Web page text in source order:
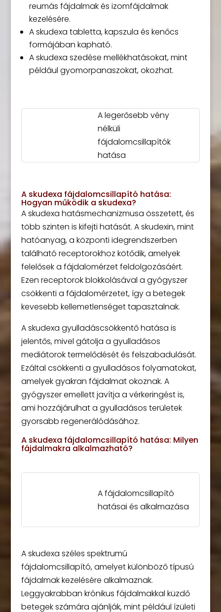
reumás fájdalmak és izomfájdalmak
kezelésére.
A skudexa tabletta, kapszula és kenőcs
formájában kapható.
A skudexa szedése mellékhatásokat, mint
például gyomorpanaszokat, okozhat.
A legerősebb vény
nélküli
fájdalomcsillapítók
hatása
A skudexa fájdalomcsillapító hatása:
Hogyan működik a skudexa?
A skudexa hatásmechanizmusa összetett, és
több szinten is kifejti hatását. A skudexin, mint
hatóanyag, a központi idegrendszerben
található receptorokhoz kötődik, amelyek
felelősek a fájdalomérzet feldolgozásáért.
Ezen receptorok blokkolásával a gyógyszer
csökkenti a fájdalomérzetet, így a betegek
kevesebb kellemetlenséget tapasztalnak.
A skudexa gyulladáscsökkentő hatása is
jelentős, mivel gátolja a gyulladásos
mediátorok termelődését és felszabadulását.
Ezáltal csökkenti a gyulladásos folyamatokat,
amelyek gyakran fájdalmat okoznak. A
gyógyszer emellett javítja a vérkeringést is,
ami hozzájárulhat a gyulladásos területek
gyorsabb regenerálódásához.
A skudexa fájdalomcsillapító hatása: Milyen
fájdalmakra alkalmazható?
A fájdalomcsillapító
hatásai és alkalmazása
A skudexa széles spektrumú
fájdalomcsillapító, amelyet különböző típusú
fájdalmak kezelésére alkalmaznak.
Leggyakrabban krónikus fájdalmakkal küzdő
betegek számára ajánlják, mint például ízületi